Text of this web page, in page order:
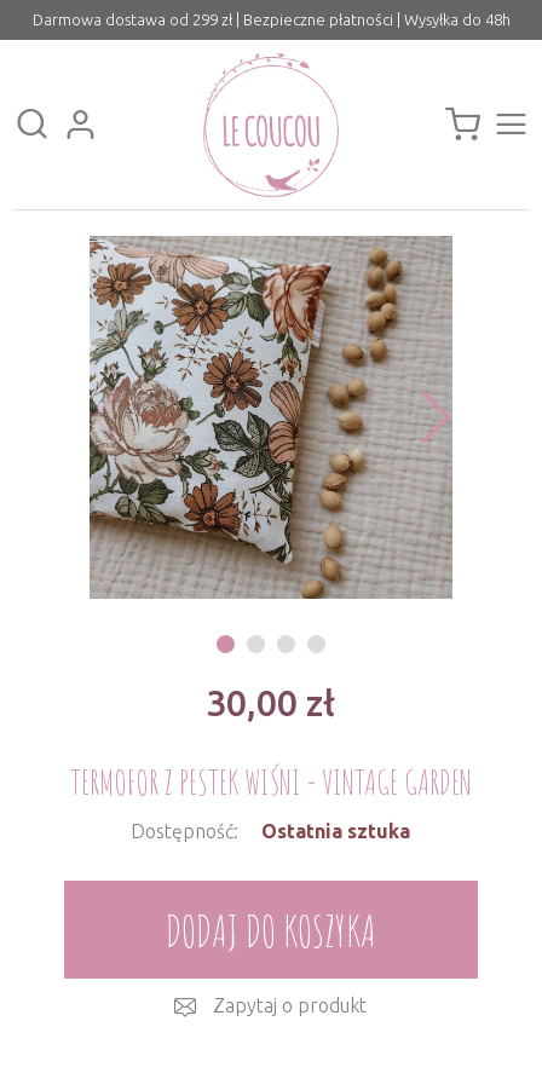
Darmowa dostawa od 299 zł | Bezpieczne płatności | Wysyłka do 48h
TERMOFOR Z PESTEK WIŚNI - VINTAGE GARDEN
Dostępność: Ostatnia sztuka
30,00 zł
DODAJ DO KOSZYKA
Zapytaj o produkt